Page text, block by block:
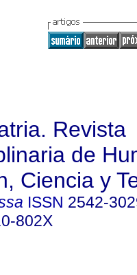
Revista
de
Ciencia y
ISSN 2542-
802X